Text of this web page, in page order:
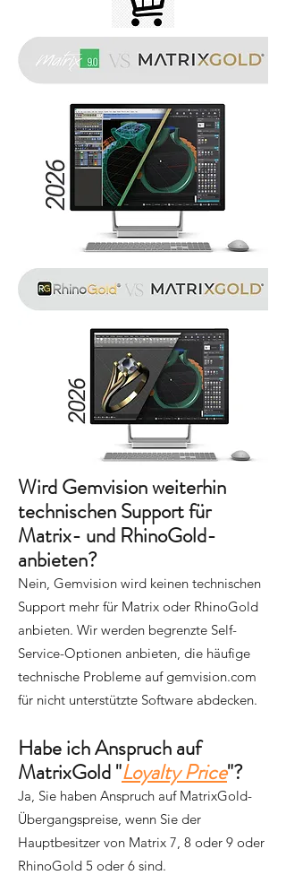
Wird Gemvision weiterhin
technischen Support für
Matrix- und RhinoGold-
anbieten?
Nein, Gemvision wird keinen technischen
Support mehr für Matrix oder RhinoGold
anbieten. Wir werden begrenzte Self-
Service-Optionen anbieten, die häufige
technische Probleme auf gemvision.com
für nicht unterstützte Software abdecken.
Habe ich Anspruch auf
MatrixGold "Loyalty Price"?
Ja, Sie haben Anspruch auf MatrixGold-
Übergangspreise, wenn Sie der
Hauptbesitzer von Matrix 7, 8 oder 9 oder
RhinoGold 5 oder 6 sind.